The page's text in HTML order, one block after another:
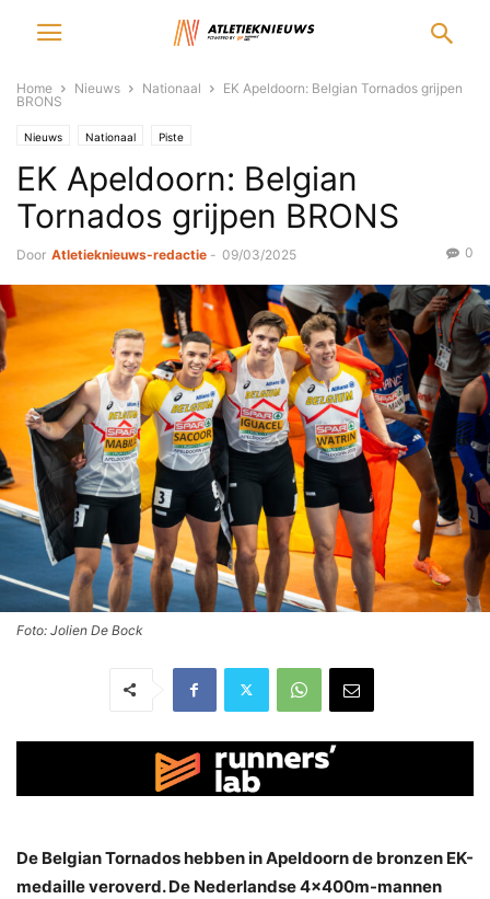
Home Nieuws Nationaal
EK Apeldoorn: Belgian Tornados grijpen
BRONS
Nieuws Nationaal Piste
EK Apeldoorn: Belgian
Tornados grijpen BRONS
Door Atletieknieuws-redactie - 09/03/2025 0
Foto: Jolien De Bock
De Belgian Tornados hebben in Apeldoorn de bronzen EK-
medaille veroverd. De Nederlandse 4x400m-mannen